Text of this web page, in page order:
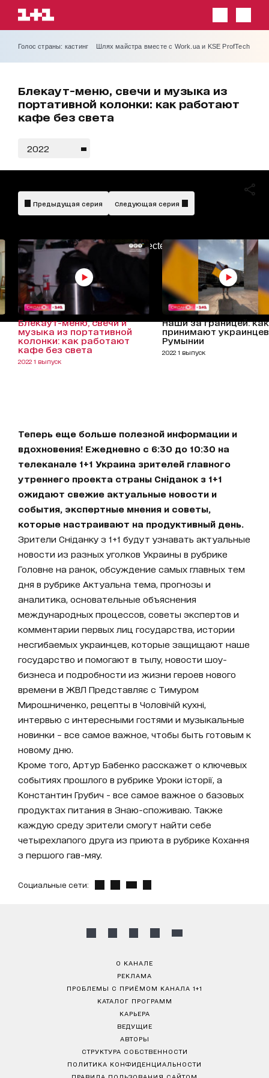
Голос страны: кастинг Шлях майстра вместе с Work.ua и KSE ProfTech
Блекаут-меню, свечи и музыка из
портативной колонки: как работают
кафе без света
2022
AdBlockDetected!
Предыдущая серия Следующая серия
Блекаут-меню, свечи и
музыка из портативной
колонки: как работают
кафе без света
2022 1 выпуск
Наши за границей: как
принимают
Румынии
2022 1 выпуск
Теперь еще больше полезной информации и
вдохновения! Ежедневно с 6:30 до 10:30 на
телеканале 1+1 Украина зрителей главного
утреннего проекта страны Сніданок з 1+1
ожидают свежие актуальные новости и
события, экспертные мнения и советы,
которые настраивают на продуктивный день.
Зрители Сніданку з 1+1 будут узнавать актуальные
новости из разных уголков Украины в рубрике
Головне на ранок, обсуждение самых главных тем
дня в рубрике Актуальна тема, прогнозы и
аналитика, основательные объяснения
международных процессов, советы экспертов и
комментарии первых лиц государства, истории
несгибаемых украинцев, которые защищают наше
государство и помогают в тылу, новости шоу-
бизнеса и подробности из жизни героев нового
времени в ЖВЛ Представляє с Тимуром
Мирошниченко, рецепты в Чоловічій кухні,
интервью с интересными гостями и музыкальные
новинки – все самое важное, чтобы быть готовым к
новому дню.
Кроме того, Артур Бабенко расскажет о ключевых
событиях прошлого в рубрике Уроки історії, а
Константин Грубич - все самое важное о базовых
продуктах питания в Знаю-споживаю. Также
каждую среду зрители смогут найти себе
четырехлапого друга из приюта в рубрике Кохання
з першого гав-мяу.
Социальные сети:
О КАНАЛЕ
РЕКЛАМА
ПРОБЛЕМЫ С ПРИЁМОМ КАНАЛА 1+1
КАТАЛОГ ПРОГРАММ
КАРЬЕРА
ВЕДУЩИЕ
АВТОРЫ
СТРУКТУРА СОБСТВЕННОСТИ
ПОЛИТИКА КОНФИДЕНЦИАЛЬНОСТИ
ПРАВИЛА ПОЛЬЗОВАНИЯ САЙТОМ